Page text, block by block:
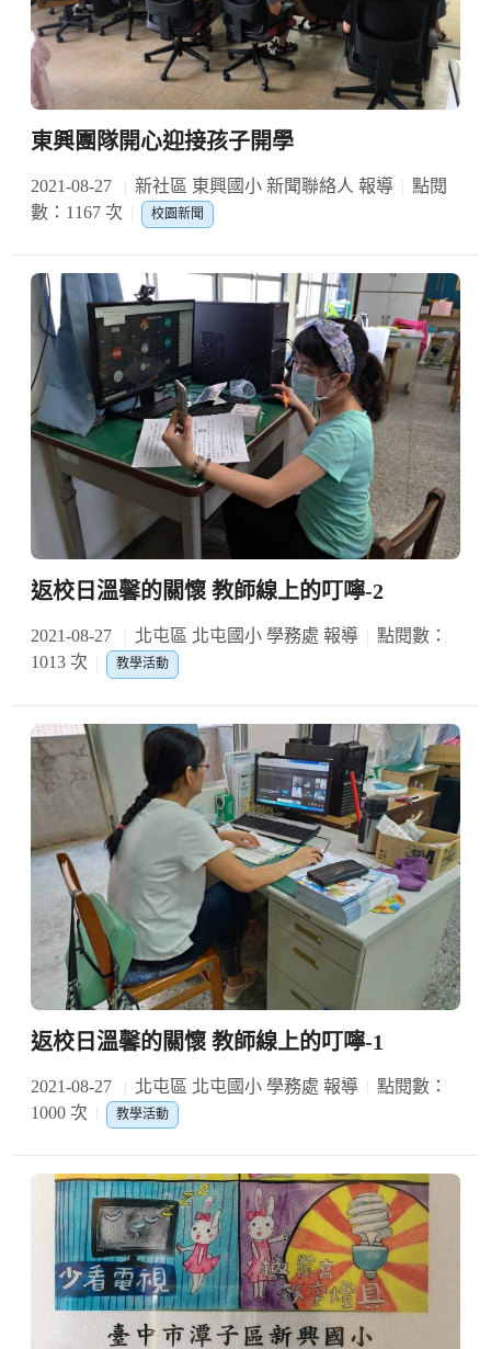
東興團隊開心迎接孩子開學
2021-08-27 新社區 東興國小 新聞聯絡人 報導
點閱
數：1167 次
校園新聞
返校日溫馨的關懷 教師線上的叮嚀-2
2021-08-27 北屯區 北屯國小 學務處 報導
點閱數：
1013 次
教學活動
返校日溫馨的關懷 教師線上的叮嚀-1
2021-08-27 北屯區 北屯國小 學務處 報導
點閱數：
1000 次
教學活動